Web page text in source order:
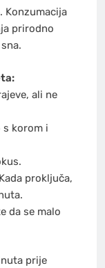
Konzumacija
prirodno
ali ne
s korom i
proključa,
da se malo
prije